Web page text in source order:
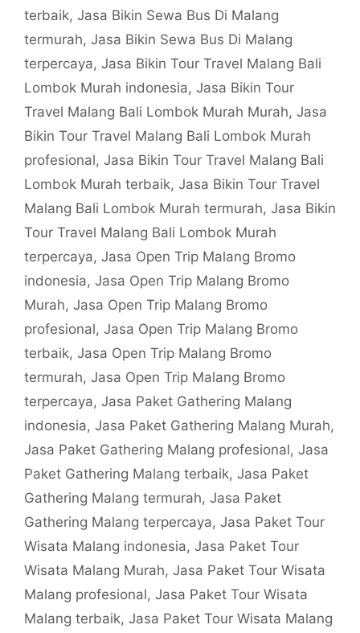
terbaik, Jasa Bikin Sewa Bus Di Malang
termurah, Jasa Bikin Sewa Bus Di Malang
terpercaya, Jasa Bikin Tour Travel Malang Bali
Lombok Murah indonesia, Jasa Bikin Tour
Travel Malang Bali Lombok Murah Murah, Jasa
Bikin Tour Travel Malang Bali Lombok Murah
profesional, Jasa Bikin Tour Travel Malang Bali
Lombok Murah terbaik, Jasa Bikin Tour Travel
Malang Bali Lombok Murah termurah, Jasa Bikin
Tour Travel Malang Bali Lombok Murah
terpercaya, Jasa Open Trip Malang Bromo
indonesia, Jasa Open Trip Malang Bromo
Murah, Jasa Open Trip Malang Bromo
profesional, Jasa Open Trip Malang Bromo
terbaik, Jasa Open Trip Malang Bromo
termurah, Jasa Open Trip Malang Bromo
terpercaya, Jasa Paket Gathering Malang
indonesia, Jasa Paket Gathering Malang Murah,
Jasa Paket Gathering Malang profesional, Jasa
Paket Gathering Malang terbaik, Jasa Paket
Gathering Malang termurah, Jasa Paket
Gathering Malang terpercaya, Jasa Paket Tour
Wisata Malang indonesia, Jasa Paket Tour
Wisata Malang Murah, Jasa Paket Tour Wisata
Malang profesional, Jasa Paket Tour Wisata
Malang terbaik, Jasa Paket Tour Wisata Malang